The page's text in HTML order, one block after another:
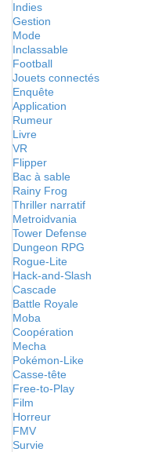
Indies
Gestion
Mode
Inclassable
Football
Jouets connectés
Enquête
Application
Rumeur
Livre
VR
Flipper
Bac à sable
Rainy Frog
Thriller narratif
Metroidvania
Tower Defense
Dungeon RPG
Rogue-Lite
Hack-and-Slash
Cascade
Battle Royale
Moba
Coopération
Mecha
Pokémon-Like
Casse-tête
Free-to-Play
Film
Horreur
FMV
Survie